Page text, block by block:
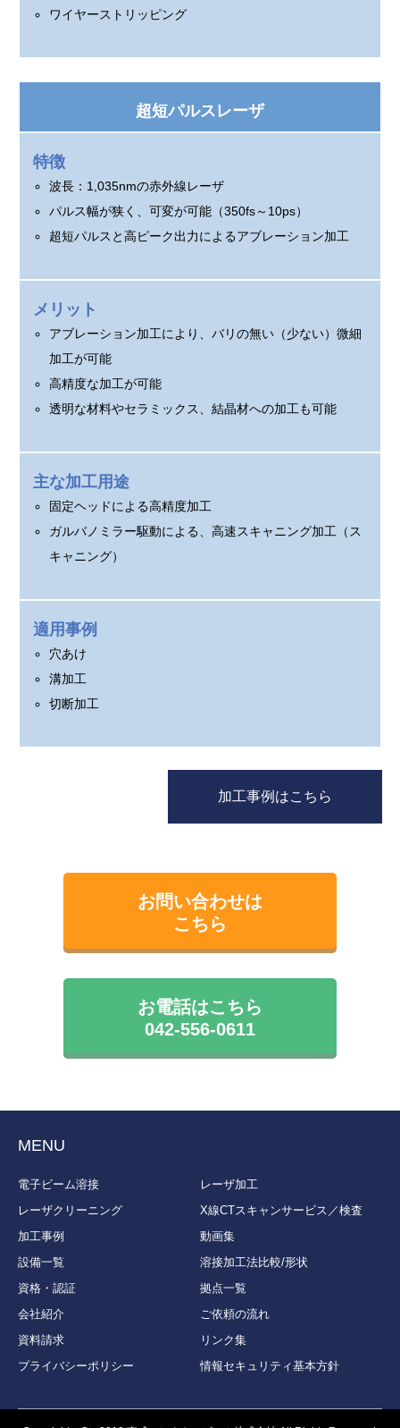
ワイヤーストリッピング
超短パルスレーザ
特徴
波長：1,035nmの赤外線レーザ
パルス幅が狭く、可変が可能（350fs～10ps）
超短パルスと高ピーク出力によるアブレーション加工
メリット
アブレーション加工により、バリの無い（少ない）微細
加工が可能
高精度な加工が可能
透明な材料やセラミックス、結晶材への加工も可能
主な加工用途
固定ヘッドによる高精度加工
ガルバノミラー駆動による、高速スキャニング加工（ス
キャニング）
適用事例
穴あけ
溝加工
切断加工
加工事例はこちら
お問い合わせは
こちら
お電話はこちら
042-556-0611
MENU
電子ビーム溶接
レーザ加工
レーザクリーニング
X線CTスキャンサービス／検査
加工事例
動画集
設備一覧
溶接加工法比較/形状
資格・認証
拠点一覧
会社紹介
ご依頼の流れ
資料請求
リンク集
プライバシーポリシー
情報セキュリティ基本方針